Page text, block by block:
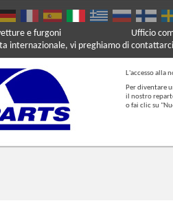
e furgoni
internazionale, vi preghiamo di
Ufficio
L'accesso alla
Per diventare
il nostro
o fai clic su